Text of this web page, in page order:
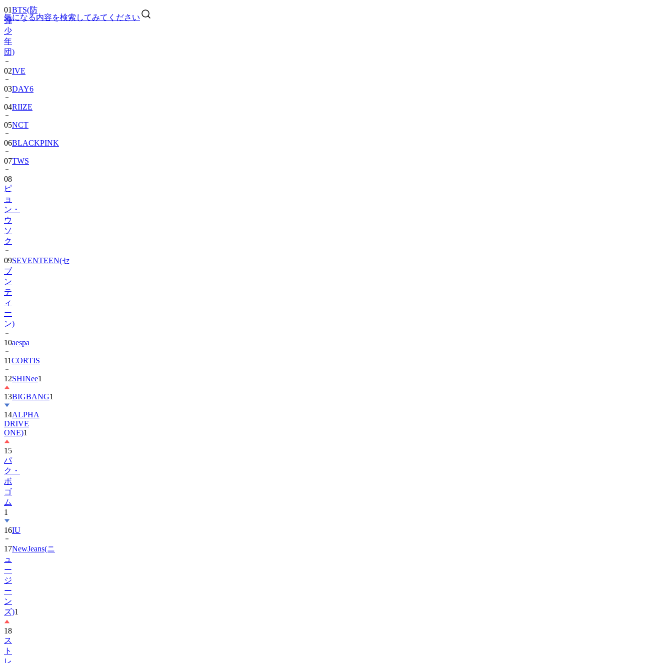
気になる内容を検索してみてください
01BTS(防
弾
少
年
団)
02IVE
03DAY6
04RIIZE
05NCT
06BLACKPINK
07TWS
08
ピ
ョ
ン・
ウ
ソ
ク
09SEVENTEEN(セ
ブ
ン
テ
ィ
ー
ン)
10aespa
11CORTIS
12SHINee1
13BIGBANG1
14ALPHA
DRIVE
ONE)1
15
パ
ク・
ボ
ゴ
ム
1
16IU
17NewJeans(ニ
ュ
ー
ジ
ー
ン
ズ)1
18
ス
ト
レ